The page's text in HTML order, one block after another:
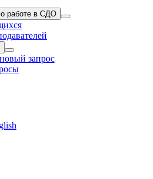
работе в СДО
запрос